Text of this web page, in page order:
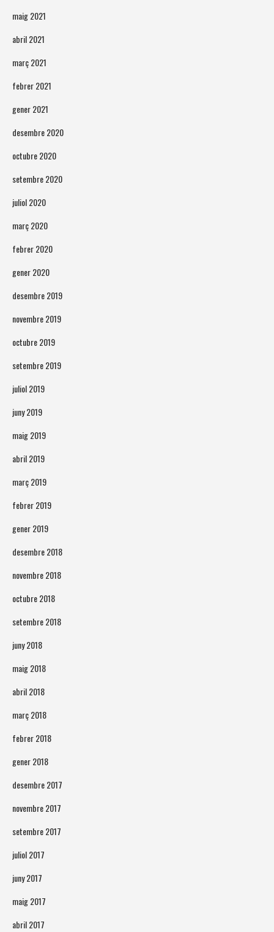
maig 2021
abril 2021
març 2021
febrer 2021
gener 2021
desembre 2020
octubre 2020
setembre 2020
juliol 2020
març 2020
febrer 2020
gener 2020
desembre 2019
novembre 2019
octubre 2019
setembre 2019
juliol 2019
juny 2019
maig 2019
abril 2019
març 2019
febrer 2019
gener 2019
desembre 2018
novembre 2018
octubre 2018
setembre 2018
juny 2018
maig 2018
abril 2018
març 2018
febrer 2018
gener 2018
desembre 2017
novembre 2017
setembre 2017
juliol 2017
juny 2017
maig 2017
abril 2017